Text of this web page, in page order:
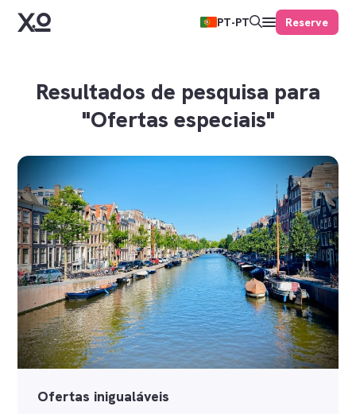
PT-PT Reserve
Resultados de pesquisa para
"Ofertas especiais"
Ofertas inigualáveis